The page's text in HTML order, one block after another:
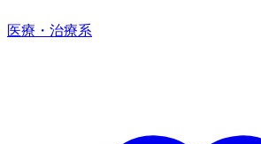
医療・治療系